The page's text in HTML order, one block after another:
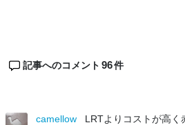
記事へのコメント 96件
camellow
LRTよりコストが高